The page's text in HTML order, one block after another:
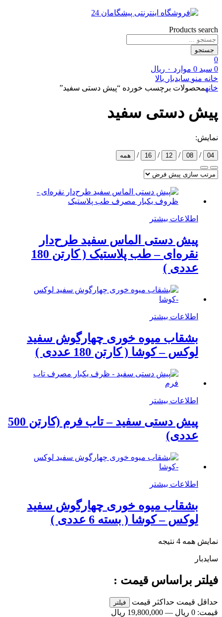
Products search
جستجو
سبد0 موارد۰ ریال
خانه منو سایدبار
بالا
خانهمحصولات برچسب خورده “پیش دستی سفید”
پیش دستی سفید
نمایش:
04
/
08
/
12
/
16
/ همه
اطلاعات بیشتر
پیش دستی الماس سفید طرح‌دار
نقره‌ای – طب پلاستیک ( کارتن 180
عددی )
اطلاعات بیشتر
بشقاب میوه خوری چهارگوش سفید
لوکس – کوشا ( کارتن 180 عددی )
اطلاعات بیشتر
پیش دستی سفید – تاب فرم (کارتن 500
عددی)
اطلاعات بیشتر
بشقاب میوه خوری چهارگوش سفید
لوکس – کوشا ( بسته 6 عددی )
نمایش همه 4 نتیجه
سایدبار
فیلتر براساس قیمت :
حداقل قیمت حداکثر قیمت فیلتر
قیمت:0 ریال —19,800,000 ریال